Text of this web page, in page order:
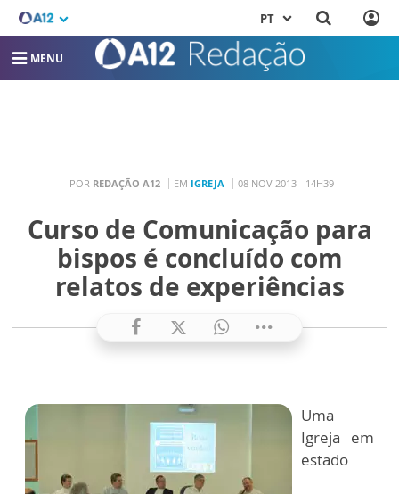
PT
MENU
POR REDAÇÃO A12 EM IGREJA 08 NOV 2013 - 14H39
Curso de Comunicação para
bispos é concluído com
relatos de experiências
Uma
Igreja em
estado